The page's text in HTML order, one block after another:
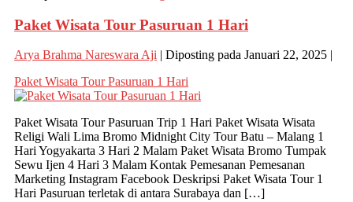
Paket Wisata Tour Pasuruan 1 Hari
Arya Brahma Nareswara Aji | Diposting pada Januari 22, 2025 |
Paket Wisata Tour Pasuruan 1 Hari
Paket Wisata Tour Pasuruan Trip 1 Hari Paket Wisata Wisata
Religi Wali Lima Bromo Midnight City Tour Batu – Malang 1
Hari Yogyakarta 3 Hari 2 Malam Paket Wisata Bromo Tumpak
Sewu Ijen 4 Hari 3 Malam Kontak Pemesanan Pemesanan
Marketing Instagram Facebook Deskripsi Paket Wisata Tour 1
Hari Pasuruan terletak di antara Surabaya dan […]